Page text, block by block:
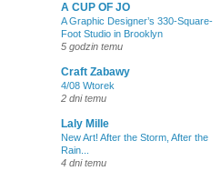
A CUP OF JO
A Graphic Designer’s 330-Square-
Foot Studio in Brooklyn
5 godzin temu
Craft Zabawy
4/08 Wtorek
2 dni temu
Laly Mille
New Art! After the Storm, After the
Rain...
4 dni temu